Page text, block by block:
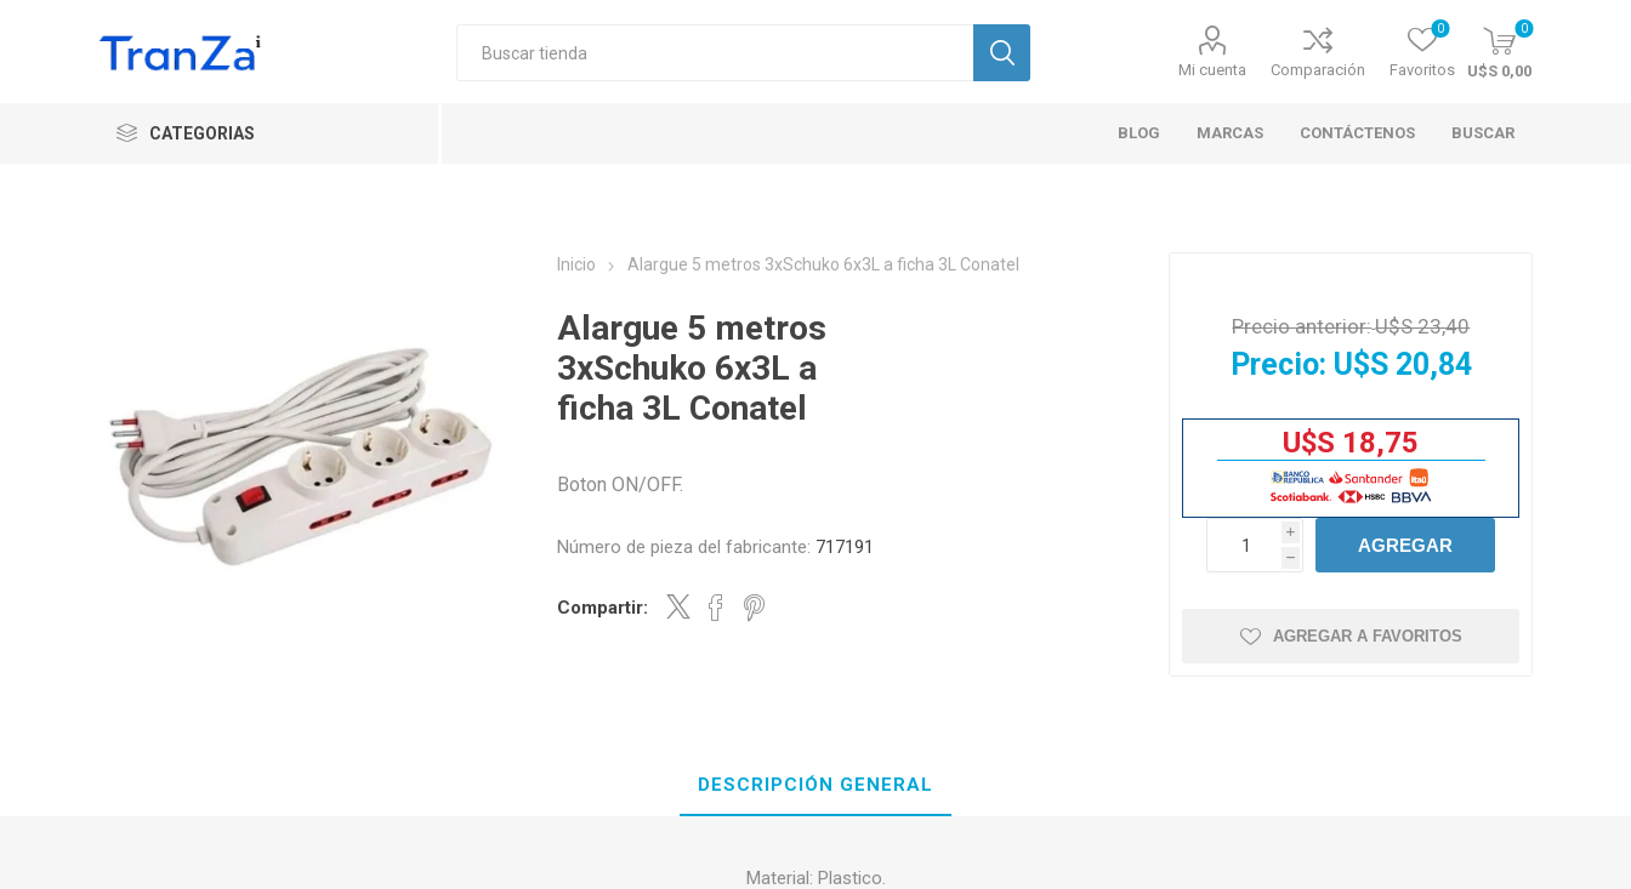
Mi cuenta Comparación Favoritos
0 0
U$S 0,00
CATEGORIAS BLOG MARCAS CONTÁCTENOS BUSCAR
Inicio Alargue 5 metros 3xSchuko 6x3L a ficha 3L Conatel
Alargue 5 metros
3xSchuko 6x3L a
ficha 3L Conatel
Boton ON/OFF.
Número de pieza del fabricante: 717191
Compartir:
Precio anterior:U$S 23,40
Precio: U$S 20,84
U$S 18,75
i
h
AGREGAR
AGREGAR A FAVORITOS
DESCRIPCIÓN GENERAL
Material: Plastico.